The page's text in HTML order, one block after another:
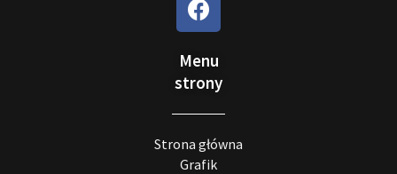
Menu
strony
Strona główna
Grafik